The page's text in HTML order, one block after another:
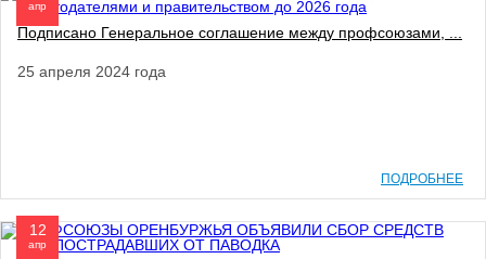
апр
Подписано Генеральное соглашение между профсоюзами, ...
25 апреля 2024 года
ПОДРОБНЕЕ
12
апр